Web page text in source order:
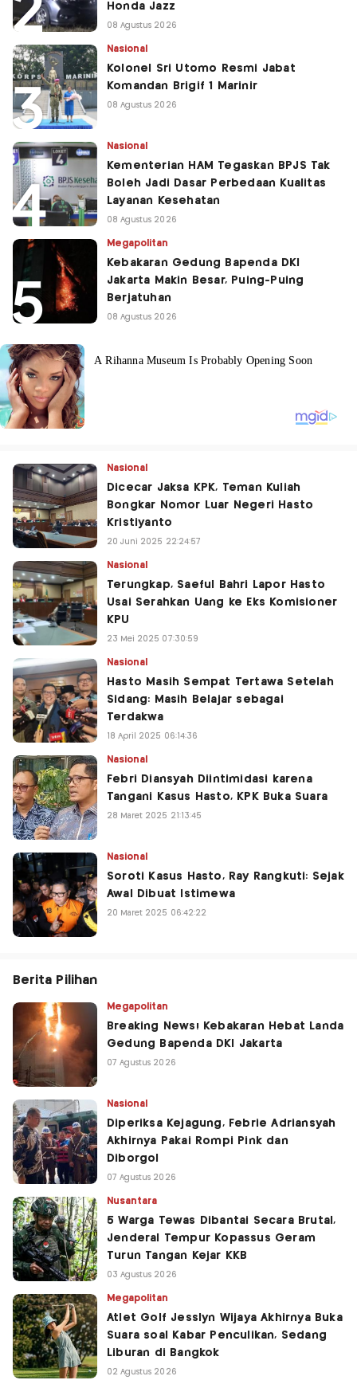
Honda Jazz
08 Agustus 2026
Nasional
Kolonel Sri Utomo Resmi Jabat
Komandan Brigif 1 Marinir
08 Agustus 2026
Nasional
Kementerian HAM Tegaskan BPJS Tak
Boleh Jadi Dasar Perbedaan Kualitas
Layanan Kesehatan
08 Agustus 2026
Megapolitan
Kebakaran Gedung Bapenda DKI
Jakarta Makin Besar, Puing-Puing
Berjatuhan
08 Agustus 2026
Nasional
Dicecar Jaksa KPK, Teman Kuliah
Bongkar Nomor Luar Negeri Hasto
Kristiyanto
20 Juni 2025 22:24:57
Nasional
Terungkap, Saeful Bahri Lapor Hasto
Usai Serahkan Uang ke Eks Komisioner
KPU
23 Mei 2025 07:30:59
Nasional
Hasto Masih Sempat Tertawa Setelah
Sidang: Masih Belajar sebagai
Terdakwa
18 April 2025 06:14:36
Nasional
Febri Diansyah Diintimidasi karena
Tangani Kasus Hasto, KPK Buka Suara
28 Maret 2025 21:13:45
Nasional
Soroti Kasus Hasto, Ray Rangkuti: Sejak
Awal Dibuat Istimewa
20 Maret 2025 06:42:22
Berita Pilihan
Megapolitan
Breaking News! Kebakaran Hebat Landa
Gedung Bapenda DKI Jakarta
07 Agustus 2026
Nasional
Diperiksa Kejagung, Febrie Adriansyah
Akhirnya Pakai Rompi Pink dan
Diborgol
07 Agustus 2026
Nusantara
5 Warga Tewas Dibantai Secara Brutal,
Jenderal Tempur Kopassus Geram
Turun Tangan Kejar KKB
03 Agustus 2026
Megapolitan
Atlet Golf Jesslyn Wijaya Akhirnya Buka
Suara soal Kabar Penculikan, Sedang
Liburan di Bangkok
02 Agustus 2026